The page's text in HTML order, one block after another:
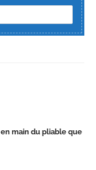
main du pliable que